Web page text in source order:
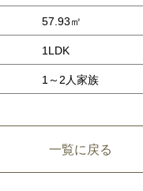
57.93㎡
1LDK
1～2人家族
一覧に戻る